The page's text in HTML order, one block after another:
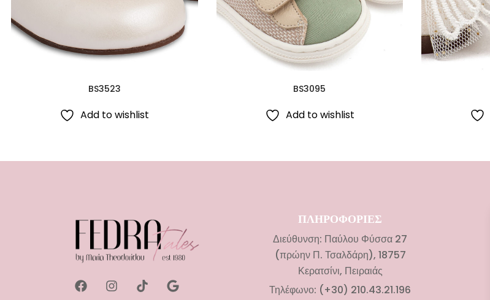
BS3523
Add to wishlist
BS3095
Add to wishlist
ΠΛΗΡΟΦΟΡΙΕΣ
Διεύθυνση: Παύλου Φύσσα 27
(πρώην Π. Τσαλδάρη), 18757
Κερατσίνι, Πειραιάς
Τηλέφωνο: (+30) 210.43.21.196